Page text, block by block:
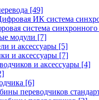
[49]
ИК система
система синхронного
модули [7]
и аксессуары [5]
и аксессуары [7]
и аксессуары [4]
[6]
переводчиков